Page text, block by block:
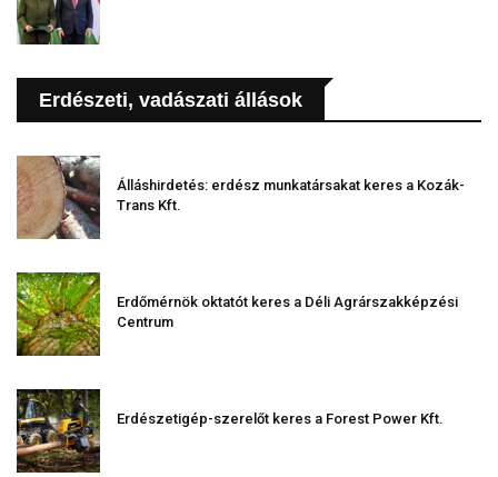
Erdészeti, vadászati állások
Álláshirdetés: erdész munkatársakat keres a Kozák-
Trans Kft.
Erdőmérnök oktatót keres a Déli Agrárszakképzési
Centrum
Erdészetigép-szerelőt keres a Forest Power Kft.